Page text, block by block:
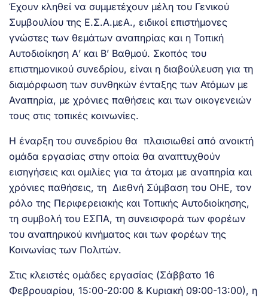
Έχουν κληθεί να συμμετέχουν μέλη του Γενικού
Συμβουλίου της Ε.Σ.Α.μεΑ., ειδικοί επιστήμονες
γνώστες των θεμάτων αναπηρίας και η Τοπική
Αυτοδιοίκηση Α’ και Β’ Βαθμού. Σκοπός του
επιστημονικού συνεδρίου, είναι η διαβούλευση για τη
διαμόρφωση των συνθηκών ένταξης των Ατόμων με
Αναπηρία, με χρόνιες παθήσεις και των οικογενειών
τους στις τοπικές κοινωνίες.
Η έναρξη του συνεδρίου θα πλαισιωθεί από ανοικτή
ομάδα εργασίας στην οποία θα αναπτυχθούν
εισηγήσεις και ομιλίες για τα άτομα με αναπηρία και
χρόνιες παθήσεις, τη Διεθνή Σύμβαση του ΟΗΕ, τον
ρόλο της Περιφερειακής και Τοπικής Αυτοδιοίκησης,
τη συμβολή του ΕΣΠΑ, τη συνεισφορά των φορέων
του αναπηρικού κινήματος και των φορέων της
Κοινωνίας των Πολιτών.
Στις κλειστές ομάδες εργασίας (Σάββατο 16
Φεβρουαρίου, 15:00-20:00 & Κυριακή 09:00-13:00), η